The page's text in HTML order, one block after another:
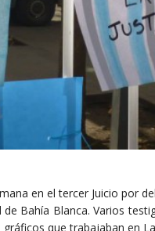
en el tercer Juicio por
Bahía Blanca. Varios
que trabajaban en